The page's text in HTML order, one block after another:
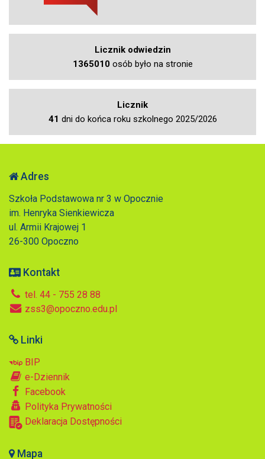
Licznik odwiedzin
1365010osób było na stronie
Licznik
41 dni do końca roku szkolnego 2025/2026
Adres
Szkoła Podstawowa nr 3 w Opocznie
im. Henryka Sienkiewicza
ul. Armii Krajowej 1
26-300 Opoczno
Kontakt
tel. 44 - 755 28 88
zss3@opoczno.edu.pl
Linki
BIP
e-Dziennik
Facebook
Polityka Prywatności
Deklaracja Dostępności
Mapa